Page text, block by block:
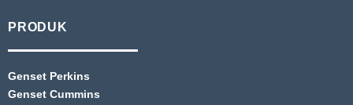
PRODUK
Genset Perkins
Genset Cummins